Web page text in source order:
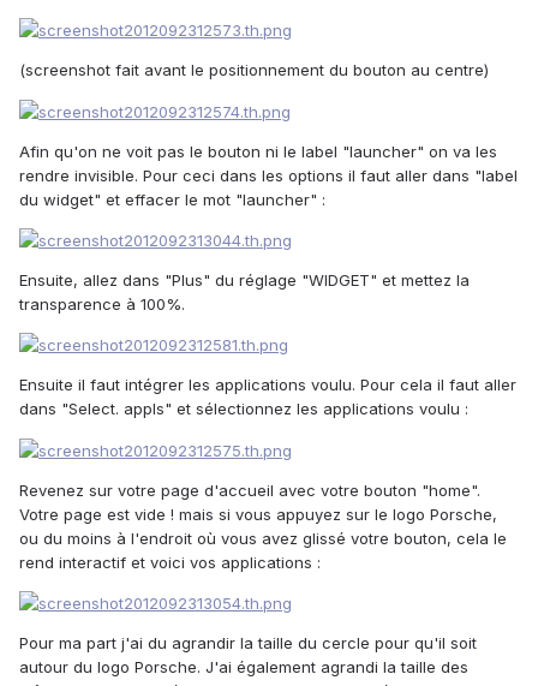
(screenshot fait avant le positionnement du bouton au centre)
Afin qu'on ne voit pas le bouton ni le label "launcher" on va les
rendre invisible. Pour ceci dans les options il faut aller dans "label
du widget" et effacer le mot "launcher" :
Ensuite, allez dans "Plus" du réglage "WIDGET" et mettez la
transparence à 100%.
Ensuite il faut intégrer les applications voulu. Pour cela il faut aller
dans "Select. appls" et sélectionnez les applications voulu :
Revenez sur votre page d'accueil avec votre bouton "home".
Votre page est vide ! mais si vous appuyez sur le logo Porsche,
ou du moins à l'endroit où vous avez glissé votre bouton, cela le
rend interactif et voici vos applications :
Pour ma part j'ai du agrandir la taille du cercle pour qu'il soit
autour du logo Porsche. J'ai également agrandi la taille des